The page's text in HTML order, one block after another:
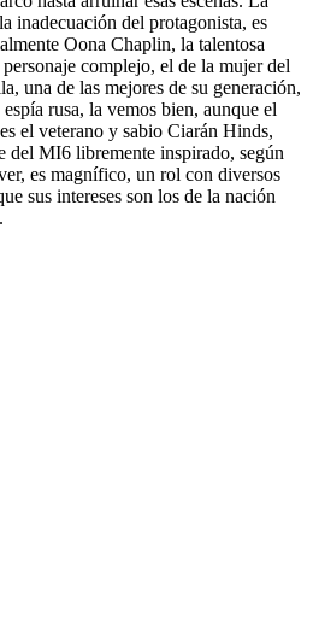
inadecuación del protagonista, es
Oona Chaplin, la talentosa
complejo, el de la mujer del
una de las mejores de su generación,
rusa, la vemos bien, aunque el
el veterano y sabio Ciarán Hinds,
del MI6 libremente inspirado, según
es magnífico, un rol con diversos
sus intereses son los de la nación